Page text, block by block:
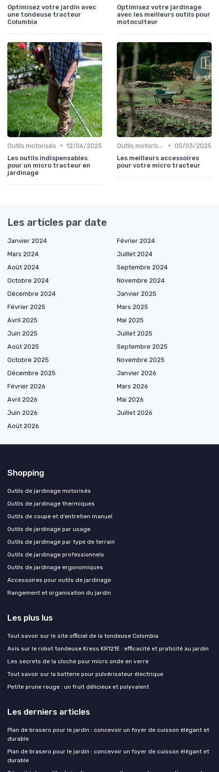
Optimisez votre jardin avec
une tondeuse tracteur
Columbia
Optimisez votre jardinage
avec les meilleurs outils pour
motoculteur
Outils motorisés • 12/06/2025
Les outils indispensables
pour un micro tracteur en
jardinage
• 05/03/2025
Les meilleurs accessoires
pour votre micro tracteur
Les articles par date
Janvier 2024
Février 2024
Mars 2024
Juillet 2024
Août 2024
Septembre 2024
Octobre 2024
Novembre 2024
Décembre 2024
Janvier 2025
Février 2025
Mars 2025
Avril 2025
Mai 2025
Juin 2025
Juillet 2025
Août 2025
Septembre 2025
Octobre 2025
Novembre 2025
Décembre 2025
Janvier 2026
Février 2026
Mars 2026
Avril 2026
Mai 2026
Juin 2026
Juillet 2026
Août 2026
Shopping
Outils de jardinage motorisés
Outils de jardinage thermiques
Outils de coupe et d’entretien manuel
Outils de jardinage par usage
Outils de jardinage par type de terrain
Outils de jardinage professionnels
Outils de jardinage ergonomiques
Accessoires pour outils de jardinage
Rangement et organisation du jardin
Les plus lus
Tout savoir sur le site officiel de la tondeuse Colombia
Avis sur le robot tondeuse Kress KR121E : efficacité et praticité au jardin
Les secrets de la cloche pour micro onde en verre
Tout savoir sur la batterie pour pulvérisateur électrique
Petite prune rouge : un fruit délicieux et polyvalent
Les derniers articles
Plan de brasero pour le jardin : concevoir un foyer de cuisson élégant et
durable
Plan de brasero pour le jardin : concevoir un foyer de cuisson élégant et
durable